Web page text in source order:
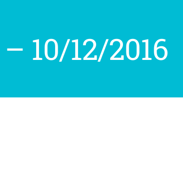
10/12/2016